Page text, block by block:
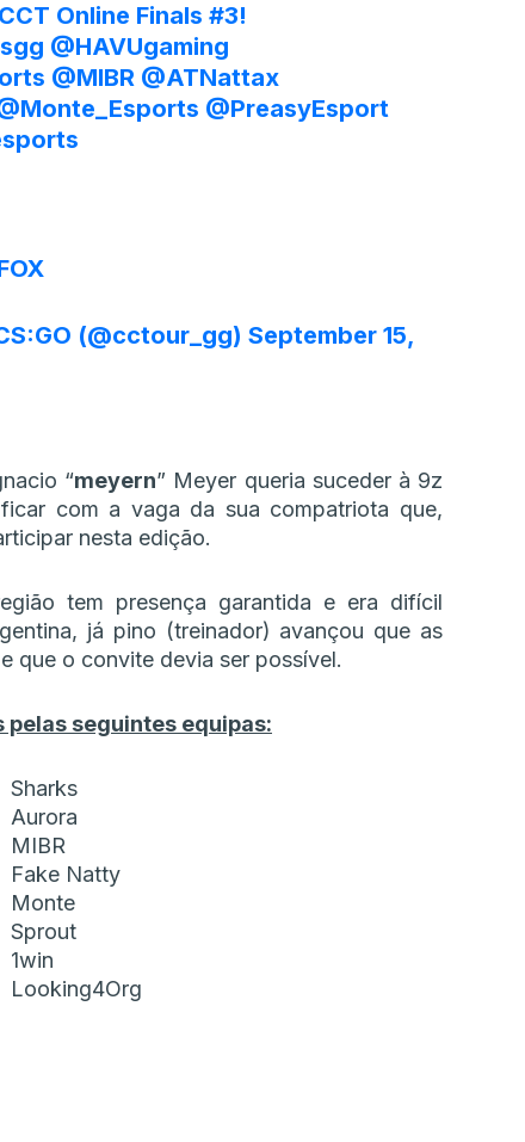
Online Finals #3!
@HAVUgaming
@MIBR @ATNattax
@PreasyEsport
(@cctour_gg) September 15,
“meyern” Meyer queria suceder à 9z
com a vaga da sua compatriota que,
nesta edição.
tem presença garantida e era difícil
já pino (treinador) avançou que as
que o convite devia ser possível.
pelas seguintes equipas:
Sharks
Aurora
MIBR
Fake Natty
Monte
Sprout
1win
Looking4Org